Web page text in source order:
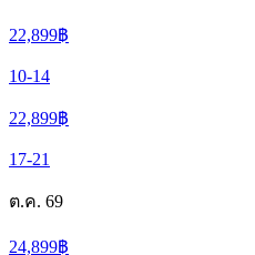
22,899฿
10-14
22,899฿
17-21
ต.ค. 69
24,899฿